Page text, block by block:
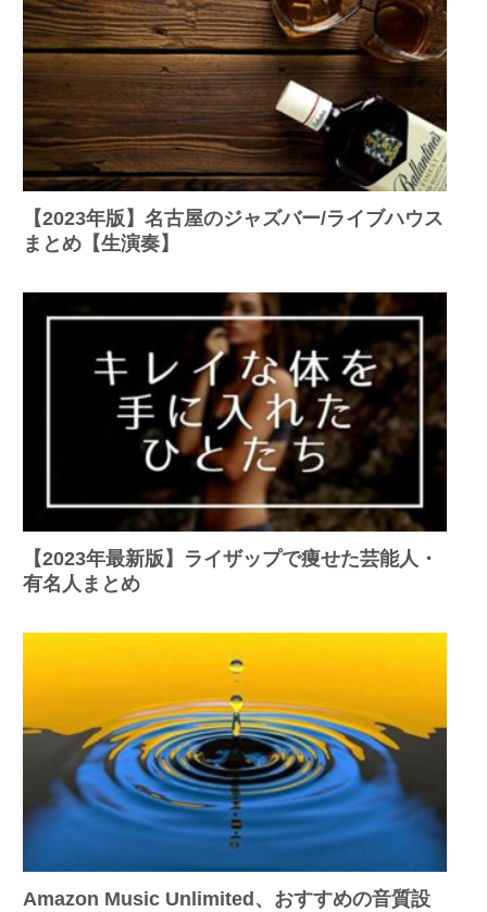
【2023年版】名古屋のジャズバー/ライブハウス
まとめ【生演奏】
【2023年最新版】ライザップで痩せた芸能人・
有名人まとめ
Amazon Music Unlimited、おすすめの音質設